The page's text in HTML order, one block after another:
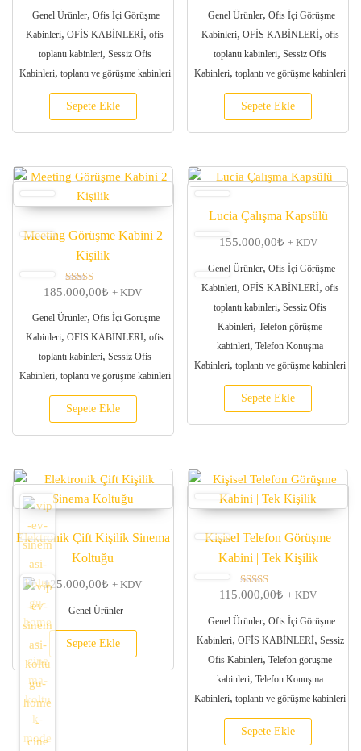
oy aldı
Genel Ürünler, Ofis İçi Görüşme
Kabinleri, OFİS KABİNLERİ, ofis
toplantı kabinleri, Sessiz Ofis
Kabinleri, toplantı ve görüşme kabinleri
Sepete Ekle
oy aldı
Genel Ürünler, Ofis İçi Görüşme
Kabinleri, OFİS KABİNLERİ, ofis
toplantı kabinleri, Sessiz Ofis
Kabinleri, toplantı ve görüşme kabinleri
Sepete Ekle
Meeting Görüşme Kabini 2
Kişilik
5 üzerinden
oy aldı
185.000,00₺ + KDV
Genel Ürünler, Ofis İçi Görüşme
Kabinleri, OFİS KABİNLERİ, ofis
toplantı kabinleri, Sessiz Ofis
Kabinleri, toplantı ve görüşme kabinleri
Sepete Ekle
Lucia Çalışma Kapsülü
155.000,00₺ + KDV
Genel Ürünler, Ofis İçi Görüşme
Kabinleri, OFİS KABİNLERİ, ofis
toplantı kabinleri, Sessiz Ofis
Kabinleri, Telefon görüşme
kabinleri, Telefon Konuşma
Kabinleri, toplantı ve görüşme kabinleri
Sepete Ekle
Elektronik Çift Kişilik Sinema
Koltuğu
125.000,00₺ + KDV
Genel Ürünler
Sepete Ekle
Kişisel Telefon Görüşme
Kabini | Tek Kişilik
5 üzerinden
115.000,00₺ + KDV
Genel Ürünler, Ofis İçi Görüşme
Kabinleri, OFİS KABİNLERİ, Sessiz
Ofis Kabinleri, Telefon görüşme
kabinleri, Telefon Konuşma
Kabinleri, toplantı ve görüşme kabinleri
Sepete Ekle